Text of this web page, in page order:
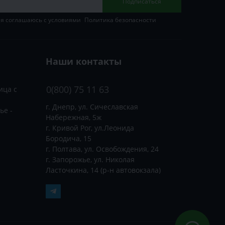
соглашаюсь с условиями Политика безопасности
с
-
Наши контакты
0(800) 75 11 63
г. Днепр, ул. Сичеславская
Набережная, 5ж
г. Кривой Рог, ул.Леонида
Бородича, 15
г. Полтава, ул. Освобождения, 24
г. Запорожье, ул. Николая
Ласточкина, 14 (р-н автовокзала)